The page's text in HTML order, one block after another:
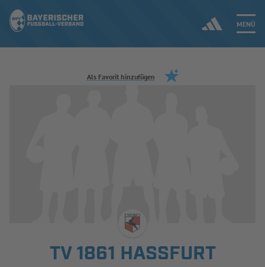
MENÜ
Jetzt einloggen
Als Favorit hinzufügen
TV 1861 HASSFURT